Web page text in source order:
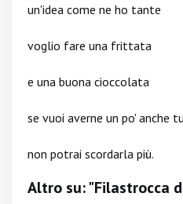
un'idea come ne ho tante
voglio fare una frittata
e una buona cioccolata
se vuoi averne un po' anche
non potrai scordarla più.
Altro su: "Filastrocca